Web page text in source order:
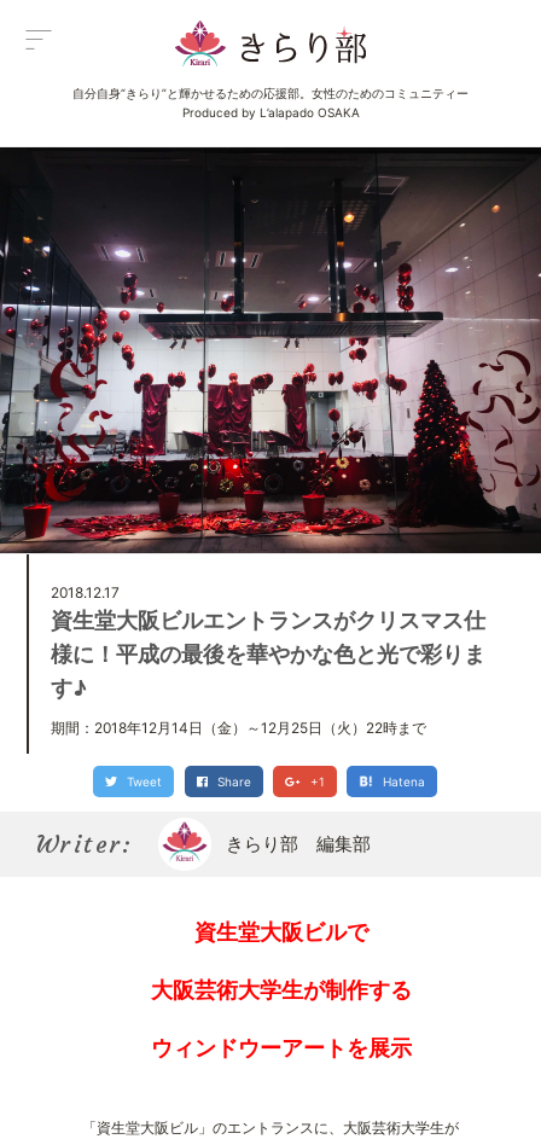
自分自身“きらり”と輝かせるための応援部。女性のためのコミュニティー
Produced by L’alapado OSAKA
2018.12.17
資生堂大阪ビルエントランスがクリスマス仕
様に！平成の最後を華やかな色と光で彩りま
す♪
期間：2018年12月14日（金）～12月25日（火）22時まで
Tweet Share +1 Hatena
Writer: きらり部 編集部
資生堂大阪ビルで
大阪芸術大学生が制作する
ウィンドウーアートを展示
「資生堂大阪ビル」のエントランスに、大阪芸術大学生が
Menu
All Posts
Category イベント
Category グルメ
Category ビューティ
Category エンタメ
Category ライフ
About us きらり部女子について
Kirari bu きらり部スペシャルメンバーについて